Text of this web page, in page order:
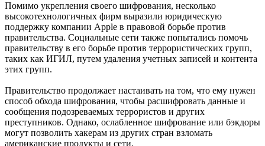
Помимо укрепления своего шифрования, несколько
высокотехнологичных фирм выразили юридическую
поддержку компании Apple в правовой борьбе против
правительства. Социальные сети также попытались помочь
правительству в его борьбе против террористических групп,
таких как ИГИЛ, путем удаления учетных записей и контента
этих групп.
Правительство продолжает настаивать на том, что ему нужен
способ обхода шифрования, чтобы расшифровать данные и
сообщения подозреваемых террористов и других
преступников. Однако, ослабленное шифрование или бэкдоры
могут позволить хакерам из других стран взломать
американские продукты и сети.